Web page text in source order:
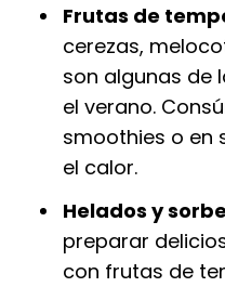
Frutas de
cerezas,
son algunas de
el verano.
smoothies o en
el calor.
Helados y
preparar
con frutas de